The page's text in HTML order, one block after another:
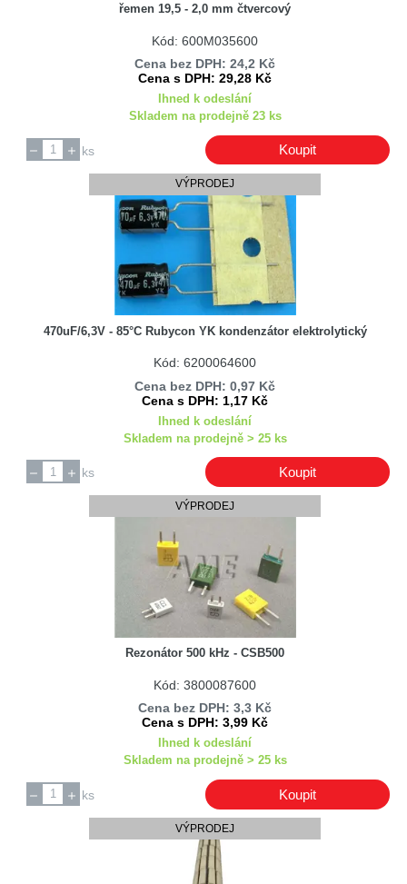
řemen 19,5 - 2,0 mm čtvercový
Kód: 600M035600
Cena bez DPH: 24,2 Kč
Cena s DPH: 29,28 Kč
Ihned k odeslání
Skladem na prodejně 23 ks
ks Koupit
VÝPRODEJ
470uF/6,3V - 85°C Rubycon YK kondenzátor elektrolytický
Kód: 6200064600
Cena bez DPH: 0,97 Kč
Cena s DPH: 1,17 Kč
Ihned k odeslání
Skladem na prodejně > 25 ks
ks Koupit
VÝPRODEJ
Rezonátor 500 kHz - CSB500
Kód: 3800087600
Cena bez DPH: 3,3 Kč
Cena s DPH: 3,99 Kč
Ihned k odeslání
Skladem na prodejně > 25 ks
ks Koupit
VÝPRODEJ